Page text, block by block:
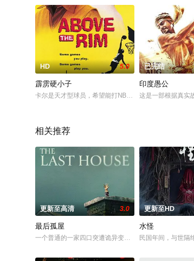
HD 5.0
霹雳硬小子
卡尔是天才型球员，希望能打NBA的球队，前程似锦的
已完结
印度愚公
这是一部根据真实
相关推荐
更新至高清 3.0
最后孤屋
一个普通的一家四口突遭诡异变故，被困在自家房屋中
更新至HD
水怪
民国年间，与世隔